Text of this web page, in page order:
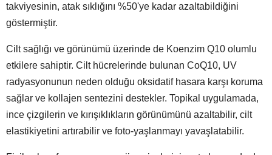
takviyesinin, atak sıklığını %50'ye kadar azaltabildiğini
göstermiştir.
Cilt sağlığı ve görünümü üzerinde de Koenzim Q10 olumlu
etkilere sahiptir. Cilt hücrelerinde bulunan CoQ10, UV
radyasyonunun neden olduğu oksidatif hasara karşı koruma
sağlar ve kollajen sentezini destekler. Topikal uygulamada,
ince çizgilerin ve kırışıklıkların görünümünü azaltabilir, cilt
elastikiyetini artırabilir ve foto-yaşlanmayı yavaşlatabilir.